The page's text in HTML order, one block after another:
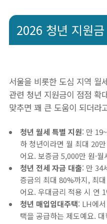
2026 청년 지원
서울을 비롯한 도심 지역 월
관련 청년 지원금이 점점 확
맞추면 꽤 큰 도움이 되더라
청년 월세 특별 지원: 만
하 청년이라면 월 최대 20
어요. 보증금 5,000만 원·
청년 전세 자금 대출: 만 34
증금의 최대 80%까지, 최
어요. 우대금리 적용 시 연
청년 매입임대주택: LH에
택을 공급하는 제도예요.